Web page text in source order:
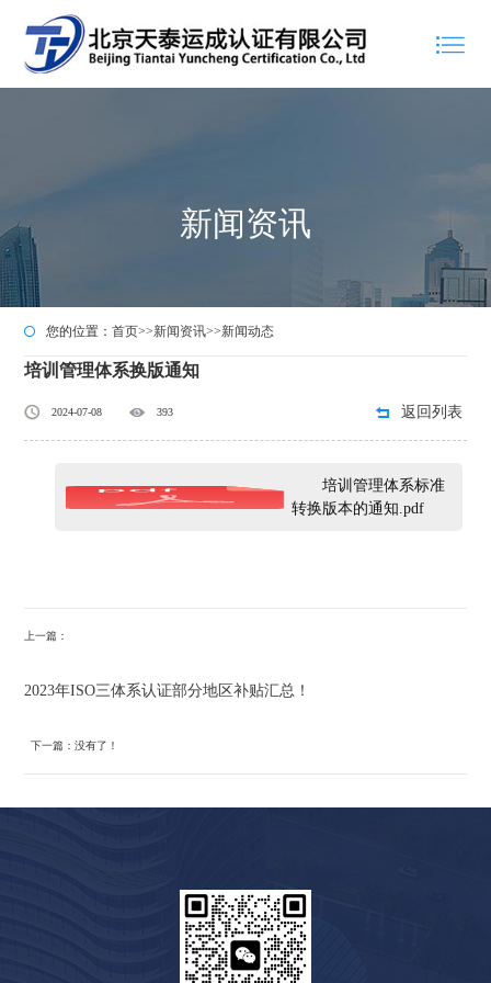
新闻资讯
您的位置：首页>>新闻资讯>>新闻动态
培训管理体系换版通知
2024-07-08 393 返回列表
培训管理体系标准
转换版本的通知.pdf
上一篇：
2023年ISO三体系认证部分地区补贴汇总！
下一篇：没有了！